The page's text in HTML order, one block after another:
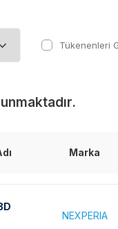
Tükenenleri
Marka
NEXPERIA